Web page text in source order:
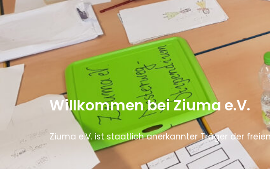
Willkommen bei Ziuma e.V.
Ziuma e.V. ist staatlich anerkannter Träger der